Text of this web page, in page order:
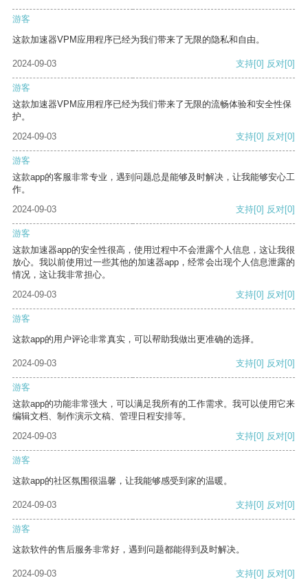
游客
这款加速器VPM应用程序已经为我们带来了无限的隐私和自由。
2024-09-03 支持[0] 反对[0]
游客
这款加速器VPM应用程序已经为我们带来了无限的流畅体验和安全性保
护。
2024-09-03
支持[0] 反对[0]
游客
这款app的客服非常专业，遇到问题总是能够及时解决，让我能够安心工
作。
2024-09-03
支持[0] 反对[0]
游客
这款加速器app的安全性很高，使用过程中不会泄露个人信息，这让我很
放心。我以前使用过一些其他的加速器app，经常会出现个人信息泄露的
情况，这让我非常担心。
2024-09-03
支持[0] 反对[0]
游客
这款app的用户评论非常真实，可以帮助我做出更准确的选择。
2024-09-03 支持[0] 反对[0]
游客
这款app的功能非常强大，可以满足我所有的工作需求。我可以使用它来
编辑文档、制作演示文稿、管理日程安排等。
2024-09-03
支持[0] 反对[0]
游客
这款app的社区氛围很温馨，让我能够感受到家的温暖。
2024-09-03 支持[0] 反对[0]
游客
这款软件的售后服务非常好，遇到问题都能得到及时解决。
2024-09-03 支持[0] 反对[0]